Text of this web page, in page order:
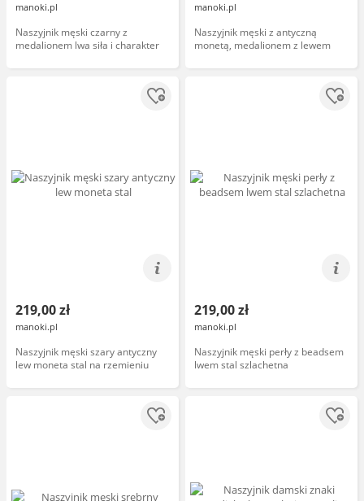
manoki.pl
Naszyjnik męski czarny z
medalionem lwa siła i charakter
manoki.pl
Naszyjnik męski z antyczną
monetą, medalionem z lewem
219,00 zł
manoki.pl
Naszyjnik męski szary antyczny
lew moneta stal na rzemieniu
219,00 zł
manoki.pl
Naszyjnik męski perły z beadsem
lwem stal szlachetna